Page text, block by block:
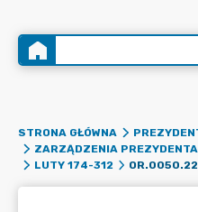
STRONA GŁÓWNA
ZARZĄDZENIA
LUTY 174-312